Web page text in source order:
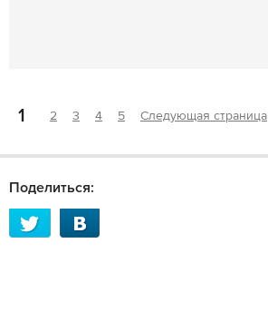
1 2 3 4 5 Следующая страница
Поделиться: